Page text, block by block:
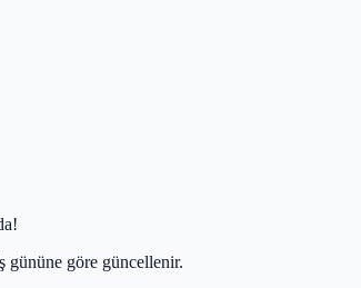
gününe göre güncellenir.